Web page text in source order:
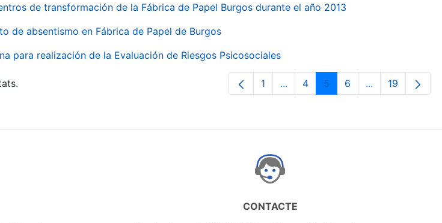
de transformación de la Fábrica de Papel Burgos durante el año 2013
de absentismo en Fábrica de Papel de Burgos
para realización de la Evaluación de Riesgos Psicosociales
Pàgina
1 ...Pàgines intermèdies Utilitzeu TAB
Pàgina
4 Pàgina
5 Pàgina
6 ...PàginesPàgina
19
CONTACTE